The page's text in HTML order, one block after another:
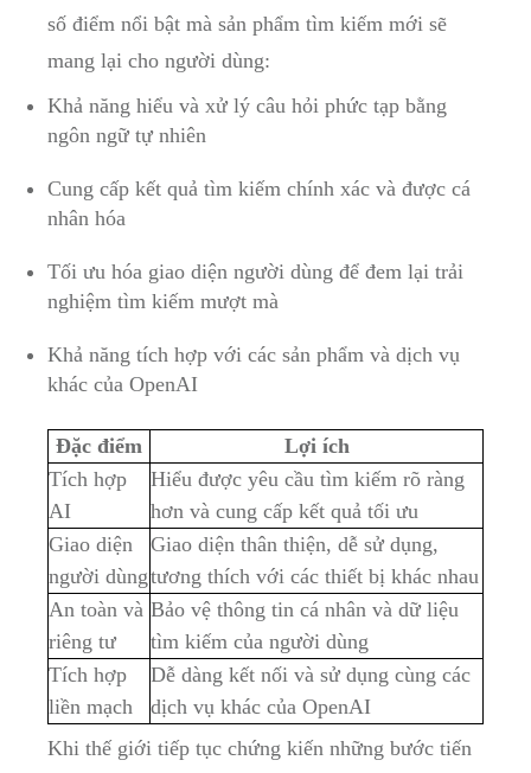
số điểm nổi bật mà sản phẩm tìm kiếm mới sẽ
mang lại cho người dùng:
Khả năng hiểu và xử lý câu hỏi phức tạp bằng
ngôn ngữ tự nhiên
Cung cấp kết quả tìm kiếm chính xác và được cá
nhân hóa
Tối ưu hóa giao diện người dùng để đem lại trải
nghiệm tìm kiếm mượt mà
Khả năng tích hợp với các sản phẩm và dịch vụ
khác của OpenAI
Đặc điểm
Lợi ích
Tích hợp
AI
Hiểu được yêu cầu tìm kiếm rõ ràng
hơn và cung cấp kết quả tối ưu
Giao diện
người dùng
Giao diện thân thiện, dễ sử dụng,
tương thích với các thiết bị khác nhau
An toàn và
riêng tư
Bảo vệ thông tin cá nhân và dữ liệu
tìm kiếm của người dùng
Tích hợp
liền mạch
Dễ dàng kết nối và sử dụng cùng các
dịch vụ khác của OpenAI
Khi thế giới tiếp tục chứng kiến những bước tiến